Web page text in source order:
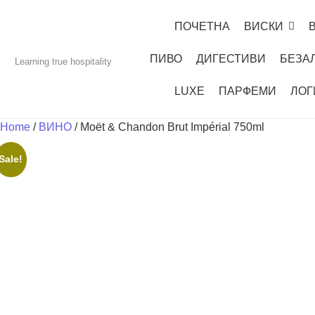
Learning true hospitality
ПОЧЕТНА ВИСКИ
ПИВО ДИГЕСТИВИ
LUXE ПАРФЕМИ
Home / ВИНО / Moët & Chandon Brut Impérial 750ml